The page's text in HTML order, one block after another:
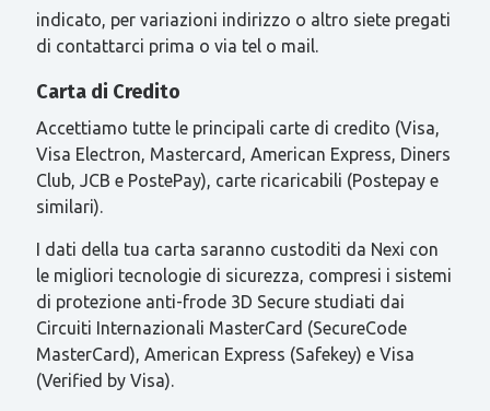
indicato, per variazioni indirizzo o altro siete pregati
di contattarci prima o via tel o mail.
Carta di Credito
Accettiamo tutte le principali carte di credito (Visa,
Visa Electron, Mastercard, American Express, Diners
Club, JCB e PostePay), carte ricaricabili (Postepay e
similari).
I dati della tua carta saranno custoditi da Nexi con
le migliori tecnologie di sicurezza, compresi i sistemi
di protezione anti-frode 3D Secure studiati dai
Circuiti Internazionali MasterCard (SecureCode
MasterCard), American Express (Safekey) e Visa
(Verified by Visa).